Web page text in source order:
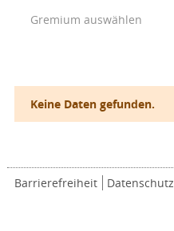
Gremium auswählen
Keine Daten gefunden.
Barrierefreiheit Datenschutz